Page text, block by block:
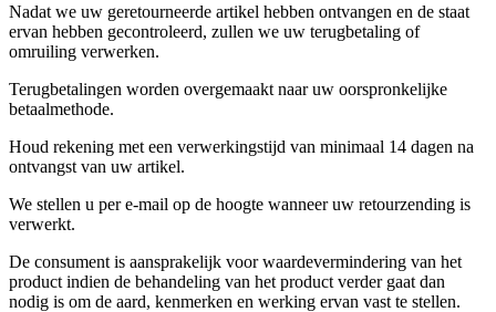
Nadat we uw geretourneerde artikel hebben ontvangen en de staat
ervan hebben gecontroleerd, zullen we uw terugbetaling of
omruiling verwerken.
Terugbetalingen worden overgemaakt naar uw oorspronkelijke
betaalmethode.
Houd rekening met een verwerkingstijd van minimaal 14 dagen na
ontvangst van uw artikel.
We stellen u per e-mail op de hoogte wanneer uw retourzending is
verwerkt.
De consument is aansprakelijk voor waardevermindering van het
product indien de behandeling van het product verder gaat dan
nodig is om de aard, kenmerken en werking ervan vast te stellen.